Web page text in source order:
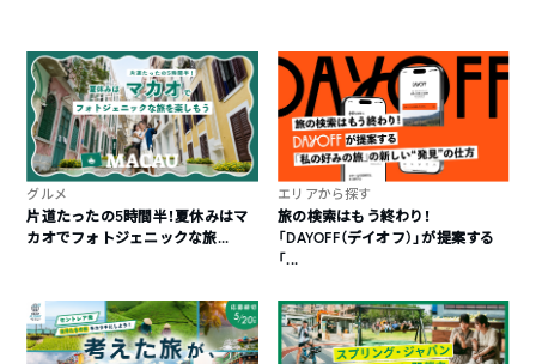
グルメ
片道たったの5時間半！夏休みはマ
カオでフォトジェニックな旅...
エリアから探す
旅の検索はもう終わり！
「DAYOFF（デイオフ）」が提案する
「...